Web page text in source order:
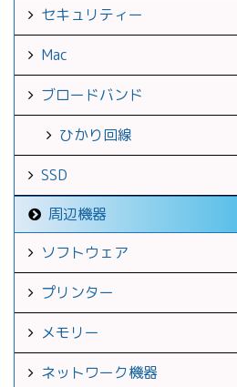
セキュリティー
Mac
ブロードバンド
ひかり回線
SSD
周辺機器
ソフトウェア
プリンター
メモリー
ネットワーク機器